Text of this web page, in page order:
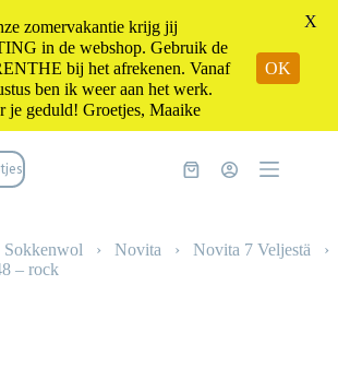
Winkelwagen
Sokkenwol › Novita › Novita 7 Veljestä ›
– rock
zomervakantie krijg jij
in de webshop. Gebruik de
bij het afrekenen. Vanaf
ben ik weer aan het werk.
je geduld! Groetjes, Maaike
OK
X